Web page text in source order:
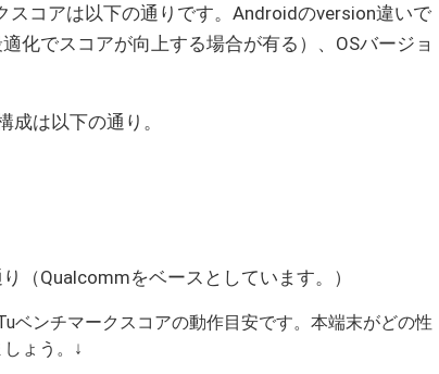
スコアは以下の通りです。Androidのversion違いで
化でスコアが向上する場合が有る）、OSバージョ
成は以下の通り。
（Qualcommをベースとしています。）
ベンチマークスコアの動作目安です。本端末がどの性
ょう。↓